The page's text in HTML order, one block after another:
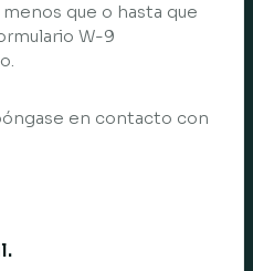
que o hasta que
W-9
en contacto con